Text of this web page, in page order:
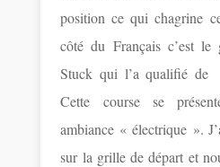
position ce qui chagrine
côté du Français c’est le
Stuck qui l’a qualifié de
Cette course se
ambiance « électrique ».
sur la grille de départ et